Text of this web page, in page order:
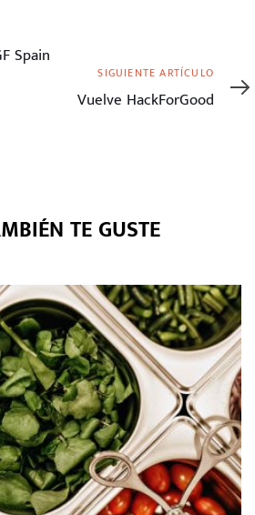
Spain
Siguiente
artículo
SIGUIENTE ARTÍCULO
Vuelve HackForGood
TE GUSTE